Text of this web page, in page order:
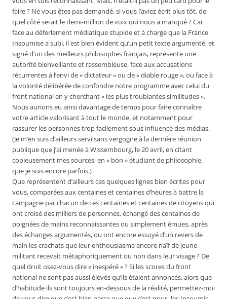
faire ? Ne vous êtes pas demandé, si vous l’aviez écrit plus tôt, de
quel côté serait le demi-million de voix qui nous a manqué ? Car
face au déferlement médiatique stupide et à charge que la France
Insoumise a subi, il est bien évident qu’un petit texte argumenté, et
signé d’un des meilleurs philosophes français, représente une
autorité bienveillante et rassembleuse, face aux accusations
récurrentes à l’envi de « dictateur » ou de « diable rouge », ou face à
la volonté délibérée de confondre notre programme avec celui du
front national en y cherchant « les plus troublantes similitudes ».
Nous aurions eu ainsi davantage de temps pour faire connaître
votre article valorisant à tout le monde, et notamment pour
rassurer les personnes trop facilement sous influence des médias.
(Je m’en suis d’ailleurs servi sans vergogne à la dernière réunion
publique que j’ai menée à Wissembourg, le 20 avril, en citant
copieusement mes sources, en « bon » étudiant de philosophie,
que je suis encore parfois.)
Que représentent d’ailleurs ces quelques lignes bien écrites pour
vous, comparées aux centaines et centaines d’heures à battre la
campagne par chacun de ces centaines et centaines de citoyens qui
ont croisé des milliers de personnes, échangé des centaines de
poignées de mains reconnaissantes ou simplement émues, après
des échanges argumentés, ou ont encore essuyé d’un revers de
main les crachats que leur enthousiasme encore naïf de jeune
militant recevait métaphoriquement ou non dans leur visage ? De
quel droit osez-vous dire « inespéré » ? Si les scores du front
national ne sont pas aussi élevés qu’ils étaient annoncés, alors que
d’habitude ils sont toujours en-dessous de la réalité, permettez-moi